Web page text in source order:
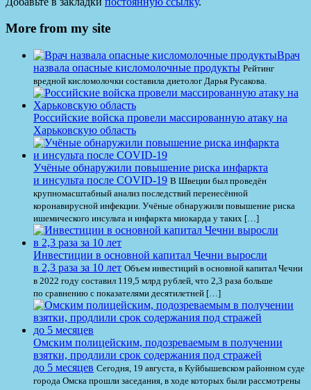
More from my site
Врач
назвала опасные кисломолочные продукты Рейтинг
вредной кисломолочки составила диетолог Дарья Русакова.
Российские войска провели массированную атаку на
Харьковскую область
Учёные обнаружили повышение риска инфаркта
и инсульта после COVID-19 В Швеции был проведён
крупномасштабный анализ последствий перенесённой
коронавирусной инфекции. Учёные обнаружили повышение риска
ишемического инсульта и инфаркта миокарда у таких […]
Инвестиции в основной капитал Чечни выросли
в 2,3 раза за 10 лет Объем инвестиций в основной капитал Чечни
в 2022 году составил 119,5 млрд рублей, что 2,3 раза больше
по сравнению с показателями десятилетней […]
Омским полицейским, подозреваемым в получении
взятки, продлили срок содержания под стражей
до 5 месяцев Сегодня, 19 августа, в Куйбышевском районном суде
города Омска прошли заседания, в ходе которых были рассмотрены